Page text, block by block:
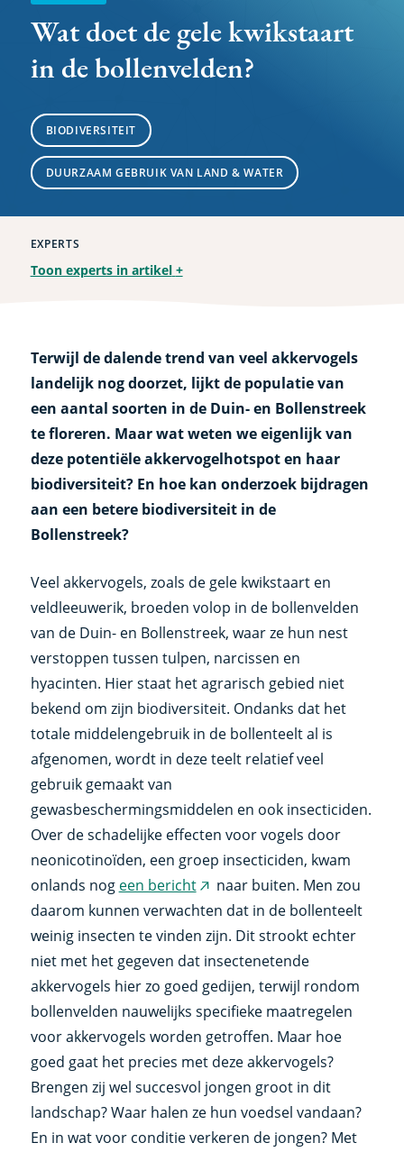
Wat doet de gele kwikstaart
in de bollenvelden?
BIODIVERSITEIT
DUURZAAM GEBRUIK VAN LAND & WATER
EXPERTS
Toon experts in artikel +
Terwijl de dalende trend van veel akkervogels
landelijk nog doorzet, lijkt de populatie van
een aantal soorten in de Duin- en Bollenstreek
te floreren. Maar wat weten we eigenlijk van
deze potentiële akkervogelhotspot en haar
biodiversiteit? En hoe kan onderzoek bijdragen
aan een betere biodiversiteit in de
Bollenstreek?
Veel akkervogels, zoals de gele kwikstaart en
veldleeuwerik, broeden volop in de bollenvelden
van de Duin- en Bollenstreek, waar ze hun nest
verstoppen tussen tulpen, narcissen en
hyacinten. Hier staat het agrarisch gebied niet
bekend om zijn biodiversiteit. Ondanks dat het
totale middelengebruik in de bollenteelt al is
afgenomen, wordt in deze teelt relatief veel
gebruik gemaakt van
gewasbeschermingsmiddelen en ook insecticiden.
Over de schadelijke effecten voor vogels door
neonicotinoïden, een groep insecticiden, kwam
onlands nog een bericht (externe
link)
naar buiten. Men zou
daarom kunnen verwachten dat in de bollenteelt
weinig insecten te vinden zijn. Dit strookt echter
niet met het gegeven dat insectenetende
akkervogels hier zo goed gedijen, terwijl rondom
bollenvelden nauwelijks specifieke maatregelen
voor akkervogels worden getroffen. Maar hoe
goed gaat het precies met deze akkervogels?
Brengen zij wel succesvol jongen groot in dit
landschap? Waar halen ze hun voedsel vandaan?
En in wat voor conditie verkeren de jongen? Met